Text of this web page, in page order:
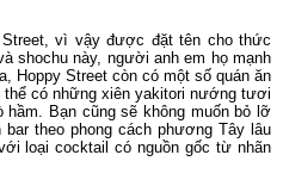
vì vậy được đặt tên cho thức
shochu này, người anh em họ mạnh
Hoppy Street còn có một số quán ăn
có những xiên yakitori nướng tươi
Bạn cũng sẽ không muốn bỏ lỡ
theo phong cách phương Tây lâu
loại cocktail có nguồn gốc từ nhãn